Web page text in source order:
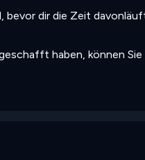
bevor dir die Zeit
haben, können